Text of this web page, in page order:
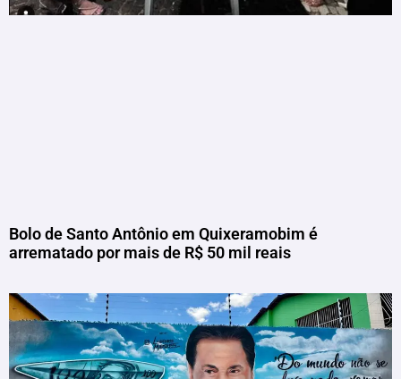
Bolo de Santo Antônio em Quixeramobim é
arrematado por mais de R$ 50 mil reais